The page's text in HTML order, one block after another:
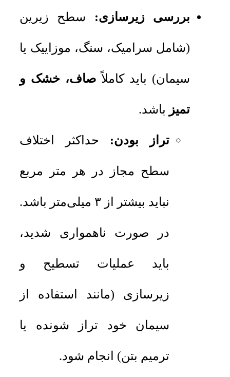
بررسی زیرسازی: سطح زیرین
(شامل سرامیک، سنگ، موزاییک یا
سیمان) باید کاملاً صاف، خشک و
تمیز باشد.
تراز بودن: حداکثر اختلاف
سطح مجاز در هر متر مربع
نباید بیشتر از ۳ میلی‌متر باشد.
در صورت ناهمواری شدید،
باید عملیات تسطیح و
زیرسازی (مانند استفاده از
سیمان خود تراز شونده یا
ترمیم بتن) انجام شود.